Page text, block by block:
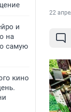
и
на
самую
кино
22